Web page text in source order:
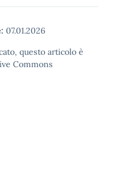
07.01.2026
questo articolo è
Commons